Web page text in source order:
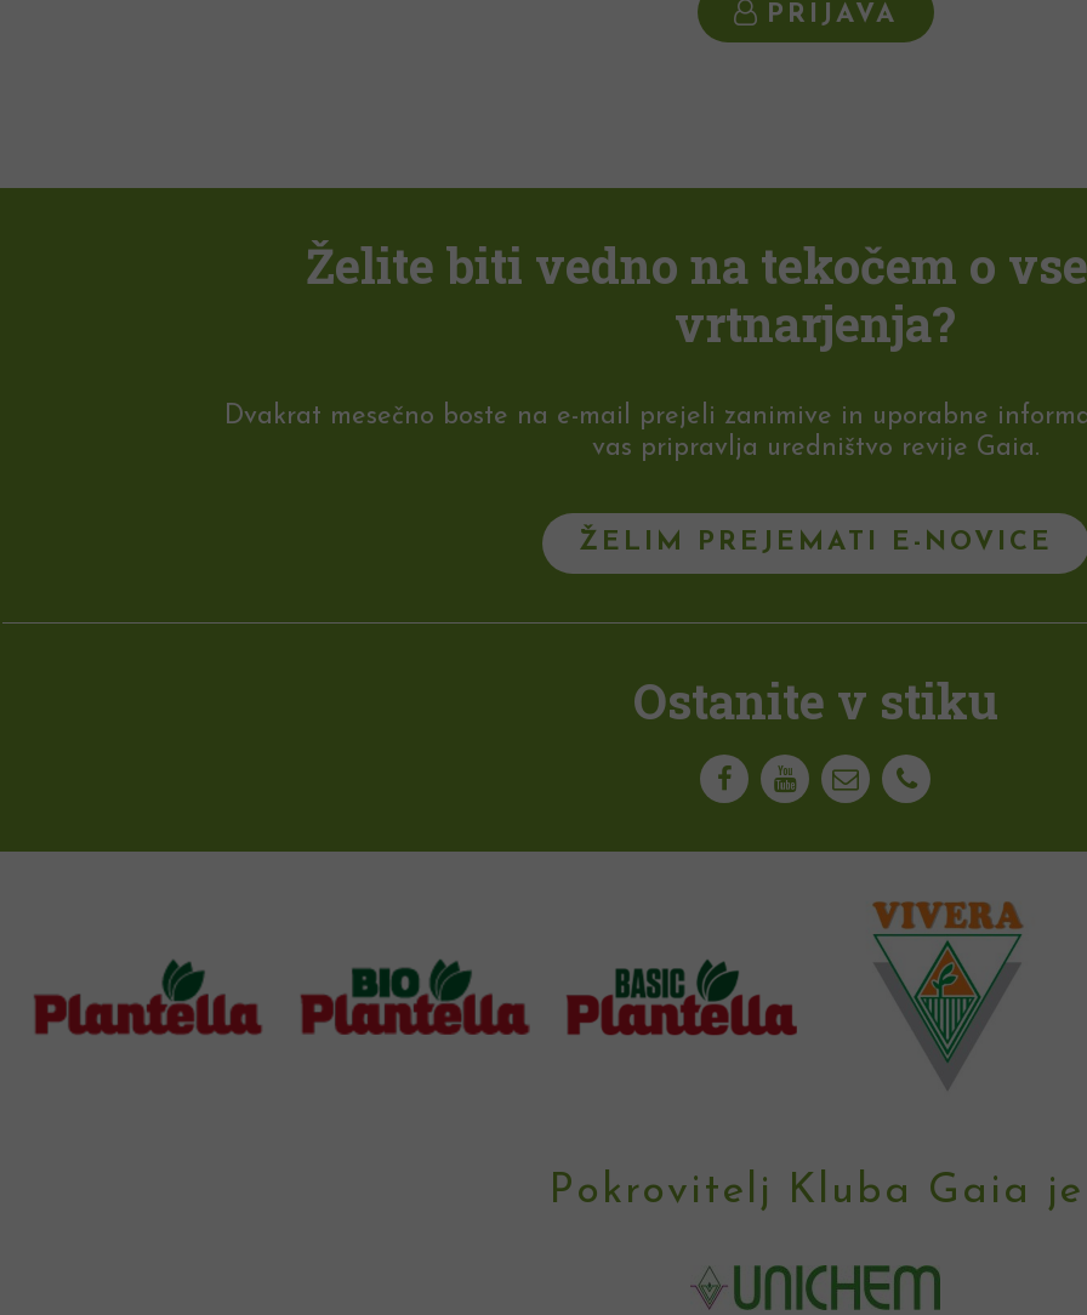
PRIJAVA
Želite biti vedno na tekočem o
vrtnarjenja?
Dvakrat mesečno boste na e-mail prejeli zanimive in uporabne
vas pripravlja uredništvo revije Gaia.
ŽELIM PREJEMATI E-NOVICE
Ostanite v stiku
Pokrovitelj Kluba Gaia je